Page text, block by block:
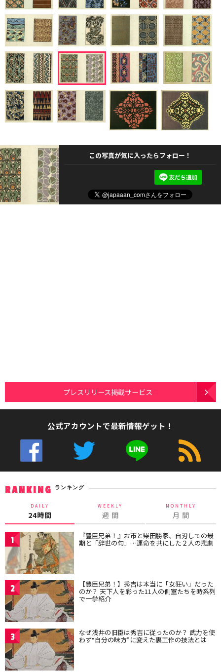
この写真が気に入ったらフォロー！
プレスリリース掲載サービス
公式アカウントで最新情報ゲット！
RANKING ランキング
DAILY
24時間
WEEKLY
週 間
MONTHLY
月 間
1 『豊臣兄弟！』お市と柴田勝家、自刃しての最
期と「辞世の句」…運命を共にした２人の悲劇
2 【豊臣兄弟！】秀吉は本当に「女狂い」だった
のか？ 天下人を彩った11人の側室たちを時系列
で一挙紹介
3 なぜ浅井の旧臣は秀吉に従ったのか？ 武力を使
わず“自分の味方”に変えた裏工作の技法とは